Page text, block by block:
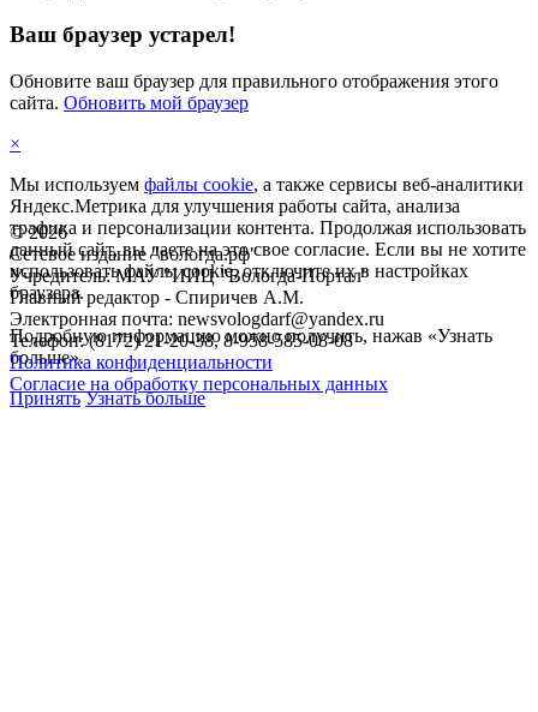
©2026
Сетевое издание "вологда.рф"
Учредитель: МАУ "ИИЦ "Вологда-Портал"
Главный редактор - Спиричев А.М.
Электронная почта: newsvologdarf@yandex.ru
Телефон: (8172) 21-20-38, 8-958-585-08-08
Политика конфиденциальности
Согласие на обработку персональных данных
Ваш браузер устарел!
Обновите ваш браузер для правильного отображения этого
сайта. Обновить мой браузер
×
Мы используем файлы cookie, а также сервисы веб-аналитики
Яндекс.Метрика для улучшения работы сайта, анализа
трафика и персонализации контента. Продолжая использовать
данный сайт, вы даете на это свое согласие. Если вы не хотите
использовать файлы cookie, отключите их в настройках
браузера.
Подробную информацию можно получить, нажав «Узнать
больше».
Принять Узнать больше